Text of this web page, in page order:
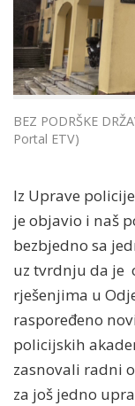
BEZ PODRŠKE
Portal ETV)
Iz Uprave
je objavio i naš
bezbjedno sa
uz tvrdnju da je
rješenjima u
raspoređeno
policijskih
zasnovali radni
za još jedno